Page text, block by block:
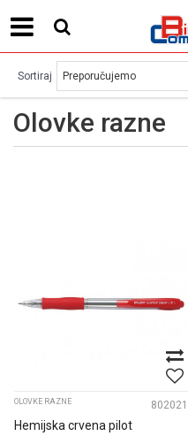
Olovke razne
Sortiraj
OLOVKE RAZNE 802021
Hemijska crvena pilot